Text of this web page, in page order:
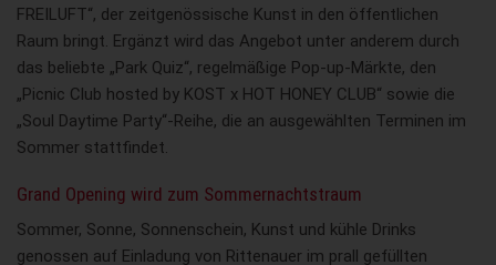
FREILUFT“, der zeitgenössische Kunst in den öffentlichen
Raum bringt. Ergänzt wird das Angebot unter anderem durch
das beliebte „Park Quiz“, regelmäßige Pop-up-Märkte, den
„Picnic Club hosted by KOST x HOT HONEY CLUB“ sowie die
„Soul Daytime Party“-Reihe, die an ausgewählten Terminen im
Sommer stattfindet.
Grand Opening wird zum Sommernachtstraum
Sommer, Sonne, Sonnenschein, Kunst und kühle Drinks
genossen auf Einladung von Rittenauer im prall gefüllten